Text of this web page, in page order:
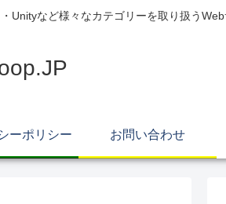
Unityなど様々なカテゴリーを取り扱う
ーポリシー お問い合わせ